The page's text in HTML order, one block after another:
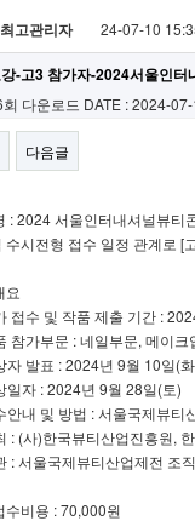
최고관리자 24-07-10
-고3 참가자-2024서울인
다운로드 DATE : 2024-
다음글
: 2024 서울인터내셔널뷰티
시전형 접수 일정 관계로 [
요
접수 및 작품 제출 기간 :
참가부문 : 네일부문, 메이크
발표 : 2024년 9월 10일(
자 : 2024년 9월 28일(토)
내 및 방법 : 서울국제뷰티
: (사)한국뷰티산업진흥원,
: 서울국제뷰티산업제전 조
수비용 : 70,000원